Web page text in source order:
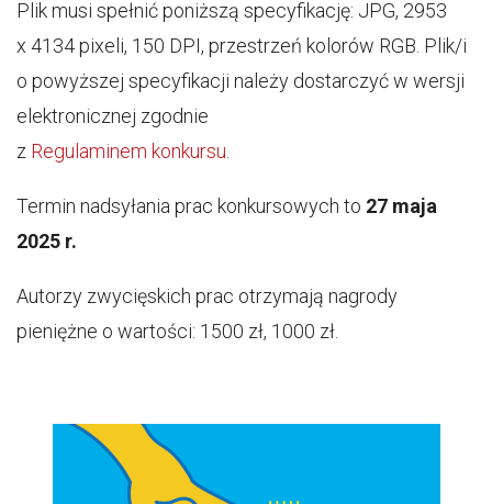
Plik musi spełnić poniższą specyfikację: JPG, 2953
x 4134 pixeli, 150 DPI, przestrzeń kolorów RGB. Plik/i
o powyższej specyfikacji należy dostarczyć w wersji
elektronicznej zgodnie
z Regulaminem konkursu
Termin nadsyłania prac konkursowych to 27 maja
2025 r.
Autorzy zwycięskich prac otrzymają nagrody
pieniężne o wartości: 1500 zł, 1000 zł.